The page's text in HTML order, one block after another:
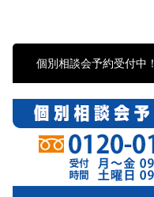
個別相談会予約受付中！